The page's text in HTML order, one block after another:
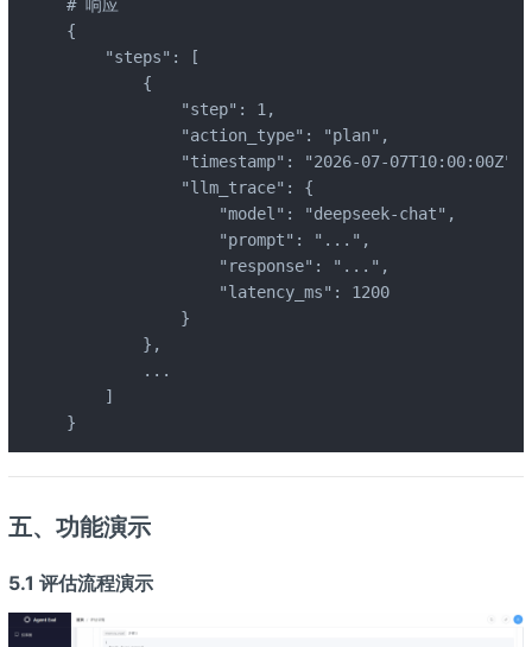
# 响应
{
    "steps": [
        {
            "step": 1,
            "action_type": "plan",
            "timestamp": "2026-07-07T10:00:00Z",
            "llm_trace": {
                "model": "deepseek-chat",
                "prompt": "...",
                "response": "...",
                "latency_ms": 1200
            }
        },
        ...
    ]
}
五、功能演示
5.1 评估流程演示